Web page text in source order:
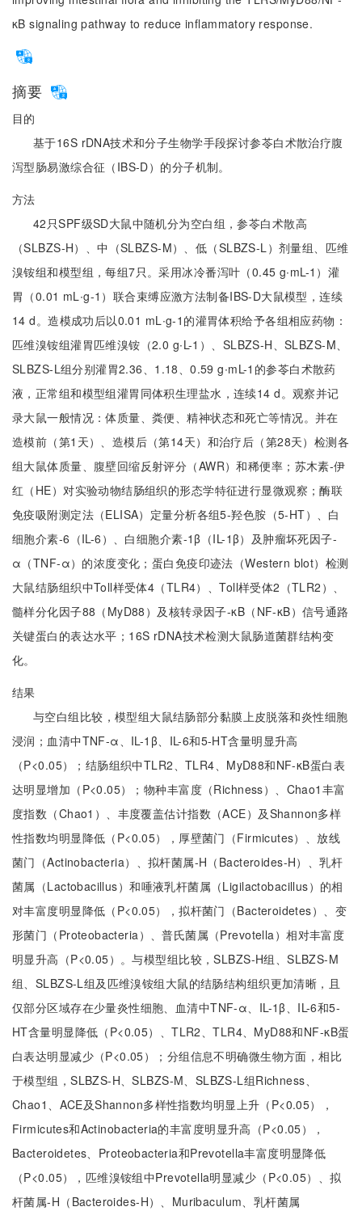
κB signaling pathway to reduce inflammatory response.
摘要
目的
基于16S rDNA技术和分子生物学手段探讨参苓白术散治疗腹
泻型肠易激综合征（IBS-D）的分子机制。
方法
42只SPF级SD大鼠中随机分为空白组，参苓白术散高
（SLBZS-H）、中（SLBZS-M）、低（SLBZS-L）剂量组、匹维
溴铵组和模型组，每组7只。采用冰冷番泻叶（0.45 g∙mL-1）灌
胃（0.01 mL∙g-1）联合束缚应激方法制备IBS-D大鼠模型，连续
14 d。造模成功后以0.01 mL∙g-1的灌胃体积给予各组相应药物：
匹维溴铵组灌胃匹维溴铵（2.0 g∙L-1）、SLBZS-H、SLBZS-M、
SLBZS-L组分别灌胃2.36、1.18、0.59 g∙mL-1的参苓白术散药
液，正常组和模型组灌胃同体积生理盐水，连续14 d。观察并记
录大鼠一般情况：体质量、粪便、精神状态和死亡等情况。并在
造模前（第1天）、造模后（第14天）和治疗后（第28天）检测各
组大鼠体质量、腹壁回缩反射评分（AWR）和稀便率；苏木素-伊
红（HE）对实验动物结肠组织的形态学特征进行显微观察；酶联
免疫吸附测定法（ELISA）定量分析各组5-羟色胺（5-HT）、白
细胞介素-6（IL-6）、白细胞介素-1β（IL-1β）及肿瘤坏死因子-
α（TNF-α）的浓度变化；蛋白免疫印迹法（Western blot）检测
大鼠结肠组织中Toll样受体4（TLR4）、Toll样受体2（TLR2）、
髓样分化因子88（MyD88）及核转录因子-κB（NF-κB）信号通路
关键蛋白的表达水平；16S rDNA技术检测大鼠肠道菌群结构变
化。
结果
与空白组比较，模型组大鼠结肠部分黏膜上皮脱落和炎性细胞
浸润；血清中TNF-α、IL-1β、IL-6和5-HT含量明显升高
（P<0.05）；结肠组织中TLR2、TLR4、MyD88和NF-κB蛋白表
达明显增加（P<0.05）；物种丰富度（Richness）、Chao1丰富
度指数（Chao1）、丰度覆盖估计指数（ACE）及Shannon多样
性指数均明显降低（P<0.05），厚壁菌门（Firmicutes）、放线
菌门（Actinobacteria）、拟杆菌属-H（Bacteroides-H）、乳杆
菌属（Lactobacillus）和唾液乳杆菌属（Ligilactobacillus）的相
对丰富度明显降低（P<0.05），拟杆菌门（Bacteroidetes）、变
形菌门（Proteobacteria）、普氏菌属（Prevotella）相对丰富度
明显升高（P<0.05）。与模型组比较，SLBZS-H组、SLBZS-M
组、SLBZS-L组及匹维溴铵组大鼠的结肠结构组织更加清晰，且
仅部分区域存在少量炎性细胞、血清中TNF-α、IL-1β、IL-6和5-
HT含量明显降低（P<0.05）、TLR2、TLR4、MyD88和NF-κB蛋
白表达明显减少（P<0.05）；分组信息不明确微生物方面，相比
于模型组，SLBZS-H、SLBZS-M、SLBZS-L组Richness、
Chao1、ACE及Shannon多样性指数均明显上升（P<0.05），
Firmicutes和Actinobacteria的丰富度明显升高（P<0.05），
Bacteroidetes、Proteobacteria和Prevotella丰富度明显降低
（P<0.05），匹维溴铵组中Prevotella明显减少（P<0.05）、拟
杆菌属-H（Bacteroides-H）、Muribaculum、乳杆菌属